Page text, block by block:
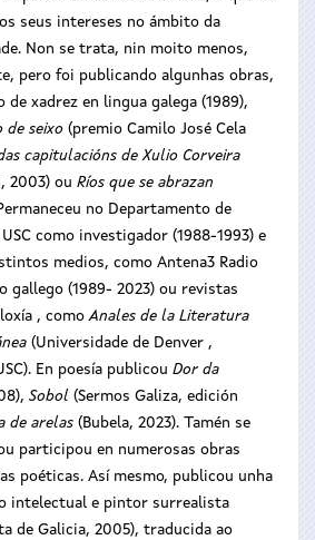
seus intereses no ámbito da
Non se trata, nin moito menos,
pero foi publicando algunhas obras,
xadrez en lingua galega (1989),
de seixo (premio Camilo José Cela
capitulacións de Xulio Corveira
2003) ou Ríos que se abrazan
no Departamento de
como investigador (1988-1993) e
medios, como Antena3 Radio
gallego (1989- 2023) ou revistas
, comoAnales de la Literatura
(Universidade de Denver ,
En poesía publicou Dor da
Sobol (Sermos Galiza, edición
de arelas (Bubela, 2023). Tamén se
participou en numerosas obras
poéticas. Así mesmo, publicou unha
intelectual e pintor surrealista
de Galicia, 2005), traducida ao